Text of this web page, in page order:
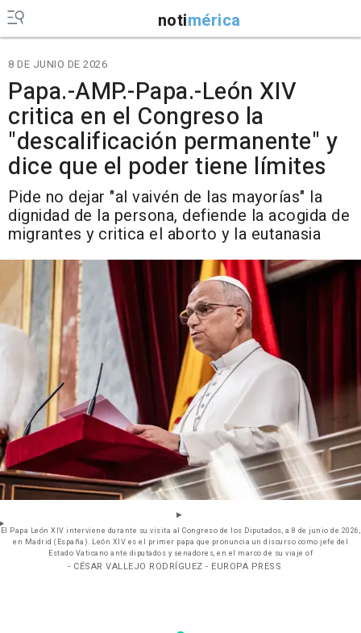
notimérica
8 DE JUNIO DE 2026
Papa.-AMP.-Papa.-León XIV
critica en el Congreso la
"descalificación permanente" y
dice que el poder tiene límites
Pide no dejar "al vaivén de las mayorías" la
dignidad de la persona, defiende la acogida de
migrantes y critica el aborto y la eutanasia
El Papa León XIV interviene durante su visita al Congreso de los Diputados, a 8 de junio de 2026,
en Madrid (España). León XIV es el primer papa que pronuncia un discurso como jefe del
Estado Vaticano ante diputados y senadores, en el marco de su viaje of
- CÉSAR VALLEJO RODRÍGUEZ - EUROPA PRESS